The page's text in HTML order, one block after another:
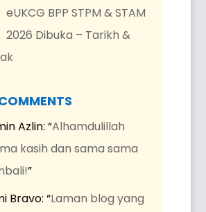
eUKCG BPP STPM & STAM
2026 Dibuka – Tarikh &
Azlin: “Alhamdulillah
kasih dan sama sama
”
Bravo: “Laman blog yang